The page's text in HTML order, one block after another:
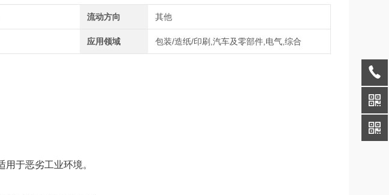
流动方向 其他
应用领域 包装/造纸/印刷,汽车及零部件,电气,综合
于恶劣工业环境。